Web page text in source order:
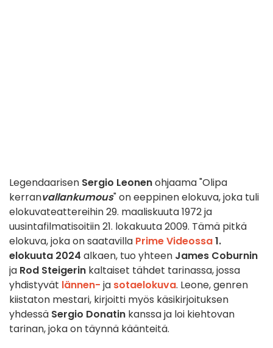
Legendaarisen Sergio Leonenohjaama "Olipa
kerranvallankumous" on eeppinen elokuva, joka tuli
elokuvateattereihin 29. maaliskuuta 1972 ja
uusintafilmatisoitiin 21. lokakuuta 2009. Tämä pitkä
elokuva, joka on saatavilla Prime Videossa1.
elokuuta 2024 alkaen, tuo yhteen James Coburnin
ja Rod Steigerin kaltaiset tähdet tarinassa, jossa
yhdistyvät lännen- ja sotaelokuva. Leone, genren
kiistaton mestari, kirjoitti myös käsikirjoituksen
yhdessä Sergio Donatin kanssa ja loi kiehtovan
tarinan, joka on täynnä käänteitä.